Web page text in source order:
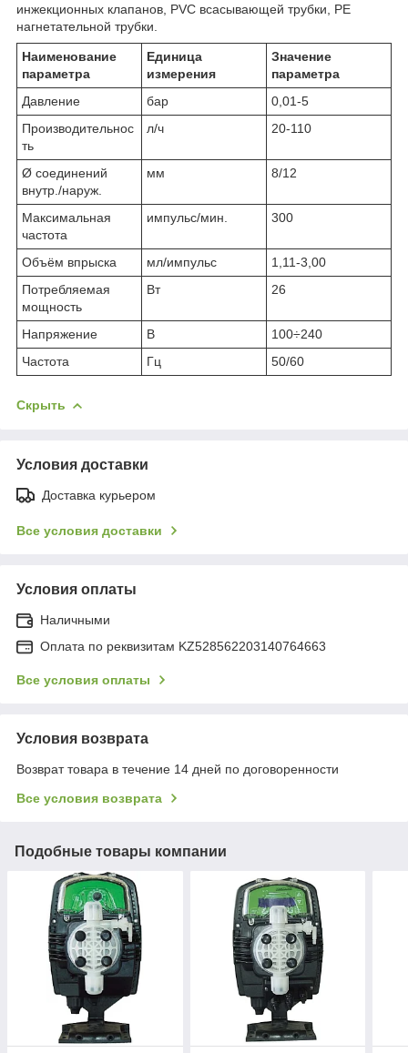
инжекционных клапанов, PVC всасывающей трубки, PE
нагнетательной трубки.
Наименование
параметра
Единица
измерения
Значение
параметра
Давление
бар
0,01-5
Производительнос
ть
л/ч 20-110
Ø соединений
внутр./наруж.
мм 8/12
Максимальная
частота
импульс/мин. 300
Объём впрыска мл/импульс
1,11-3,00
Потребляемая
мощность
Вт 26
Напряжение В
100÷240
Частота
Гц 50/60
Скрыть
Условия доставки
Доставка курьером
Все условия доставки
Условия оплаты
Наличными
Оплата по реквизитам KZ528562203140764663
Все условия оплаты
Условия возврата
Возврат товара в течение 14 дней по договоренности
Все условия возврата
Подобные товары компании